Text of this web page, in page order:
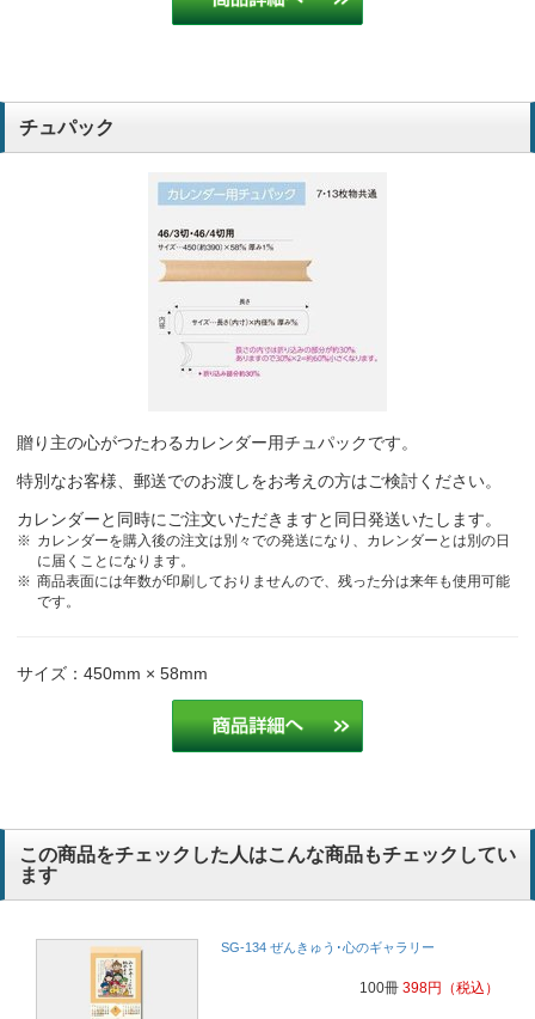
チュパック
贈り主の心がつたわるカレンダー用チュパックです。
特別なお客様、郵送でのお渡しをお考えの方はご検討ください。
カレンダーと同時にご注文いただきますと同日発送いたします。
カレンダーを購入後の注文は別々での発送になり、カレンダーとは別の日
に届くことになります。
商品表面には年数が印刷しておりませんので、残った分は来年も使用可能
です。
サイズ：450mm × 58mm
この商品をチェックした人はこんな商品もチェックしてい
ます
SG-134 ぜんきゅう･心のギャラリー
100冊 398円 （税込）